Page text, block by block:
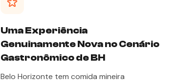
Uma Experiência
Genuinamente Nova no Cenário
Gastronômico de BH
Belo Horizonte tem comida mineira